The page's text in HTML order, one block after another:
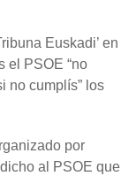
Euskadi’ en
el PSOE “no
no cumplís” los
por
al PSOE que